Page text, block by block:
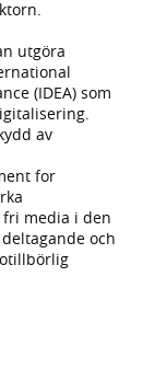
utgöra
(IDEA) som
av
for
media i den
och